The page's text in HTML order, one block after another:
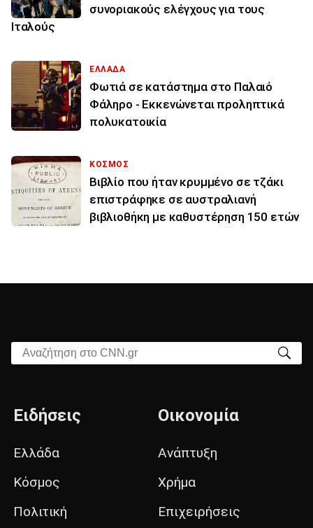
συνοριακούς ελέγχους για τους
Ιταλούς
ΕΛΛΑΔΑ
Φωτιά σε κατάστημα στο Παλαιό
Φάληρο - Εκκενώνεται προληπτικά
πολυκατοικία
ΚΟΣΜΟΣ
Βιβλίο που ήταν κρυμμένο σε τζάκι
επιστράφηκε σε αυστραλιανή
βιβλιοθήκη με καθυστέρηση 150 ετών
Αναζήτηση στο CNN.gr
Ειδήσεις
Ελλάδα
Κόσμος
Πολιτική
Οικονομία
Ανάπτυξη
Χρήμα
Επιχειρήσεις